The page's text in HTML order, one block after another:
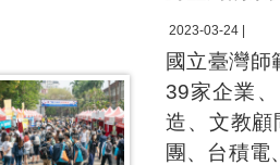
2023-03-24 |
國立臺灣
39家企業
造、文教顧
團、台積電